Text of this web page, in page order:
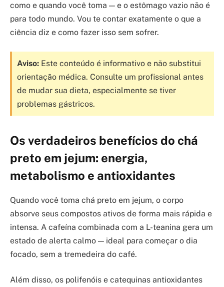
como e quando você toma — e o estômago vazio não é
para todo mundo. Vou te contar exatamente o que a
ciência diz e como fazer isso sem sofrer.
Aviso: Este conteúdo é informativo e não substitui
orientação médica. Consulte um profissional antes
de mudar sua dieta, especialmente se tiver
problemas gástricos.
Os verdadeiros benefícios do chá
preto em jejum: energia,
metabolismo e antioxidantes
Quando você toma chá preto em jejum, o corpo
absorve seus compostos ativos de forma mais rápida e
intensa. A cafeína combinada com a L-teanina gera um
estado de alerta calmo — ideal para começar o dia
focado, sem a tremedeira do café.
Além disso, os polifenóis e catequinas antioxidantes